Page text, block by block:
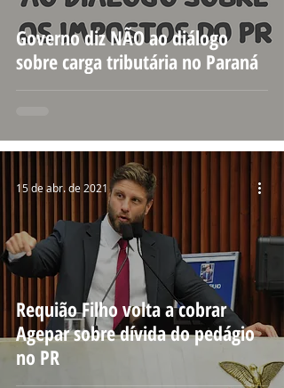
Governo diz NÃO ao diálogo
sobre carga tributária no Paraná
Requião Filho volta a cobrar
Agepar sobre dívida do pedágio
no PR
15 de abr. de 2021